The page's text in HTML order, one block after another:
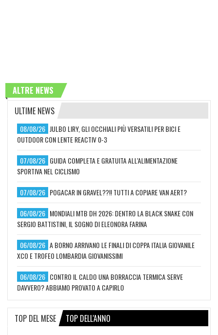
ALTRE NEWS
ULTIME NEWS
08/08/26 JULBO LIRY, GLI OCCHIALI PIÙ VERSATILI PER BICI E
OUTDOOR CON LENTE REACTIV 0-3
07/08/26 GUIDA COMPLETA E GRATUITA ALL'ALIMENTAZIONE
SPORTIVA NEL CICLISMO
07/08/26 POGACAR IN GRAVEL??!! TUTTI A COPIARE VAN AERT?
06/08/26 MONDIALI MTB DH 2026: DENTRO LA BLACK SNAKE CON
SERGIO BATTISTINI, IL SOGNO DI ELEONORA FARINA
06/08/26 A BORNO ARRIVANO LE FINALI DI COPPA ITALIA GIOVANILE
XCO E TROFEO LOMBARDIA GIOVANISSIMI
06/08/26 CONTRO IL CALDO UNA BORRACCIA TERMICA SERVE
DAVVERO? ABBIAMO PROVATO A CAPIRLO
TOP DEL MESE TOP DELL'ANNO